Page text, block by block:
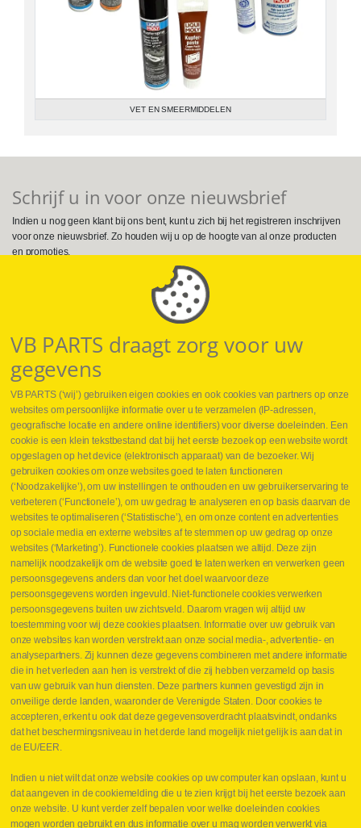
VET EN SMEERMIDDELEN
Schrijf u in voor onze nieuwsbrief
Indien u nog geen klant bij ons bent, kunt u zich bij het registreren inschrijven
voor onze nieuwsbrief. Zo houden wij u op de hoogte van al onze producten
en promoties.
Volg ons op Social Media
Webshop
Nieuws
Jobs
Contact
Leveringen
Drukcontrole set
Persmaten
Hoe opmeten?
Hydrogroepen
Hydraulische slangen
Contact VB Parts
Abraham Hansstraat 7 ,B-8800 Roeselare
Tel. +32 (0)51 24 06 05
E-mail info@vbparts.be
⏳ Laatste maand Webtec-promotie!
⏳ Laatste kans voor onze promo
snelkoppelingen!
VB PARTS draagt zorg voor uw
gegevens
VB PARTS (‘wij’) gebruiken eigen cookies en ook cookies van partners op onze
websites om persoonlijke informatie over u te verzamelen (IP-adressen,
geografische locatie en andere online identifiers) voor diverse doeleinden. Een
cookie is een klein tekstbestand dat bij het eerste bezoek op een website wordt
opgeslagen op het device (elektronisch apparaat) van de bezoeker. Wij
gebruiken cookies om onze websites goed te laten functioneren
(‘Noodzakelijke’), om uw instellingen te onthouden en uw gebruikerservaring te
verbeteren (‘Functionele’), om uw gedrag te analyseren en op basis daarvan de
websites te optimaliseren (‘Statistische’), en om onze content en advertenties
op sociale media en externe websites af te stemmen op uw gedrag op onze
websites (‘Marketing’). Functionele cookies plaatsen we altijd. Deze zijn
namelijk noodzakelijk om de website goed te laten werken en verwerken geen
persoonsgegevens anders dan voor het doel waarvoor deze
persoonsgegevens worden ingevuld. Niet-functionele cookies verwerken
persoonsgegevens buiten uw zichtsveld. Daarom vragen wij altijd uw
toestemming voor wij deze cookies plaatsen. Informatie over uw gebruik van
onze websites kan worden verstrekt aan onze social media-, advertentie- en
analysepartners. Zij kunnen deze gegevens combineren met andere informatie
die in het verleden aan hen is verstrekt of die zij hebben verzameld op basis
van uw gebruik van hun diensten. Deze partners kunnen gevestigd zijn in
onveilige derde landen, waaronder de Verenigde Staten. Door cookies te
accepteren, erkent u ook dat deze gegevensoverdracht plaatsvindt, ondanks
dat het beschermingsniveau in het derde land mogelijk niet gelijk is aan dat in
de EU/EER.
Indien u niet wilt dat onze website cookies op uw computer kan opslaan, kunt u
dat aangeven in de cookiemelding die u te zien krijgt bij het eerste bezoek aan
onze website. U kunt verder zelf bepalen voor welke doeleinden cookies
mogen worden gebruikt en dus informatie over u mag worden verwerkt via